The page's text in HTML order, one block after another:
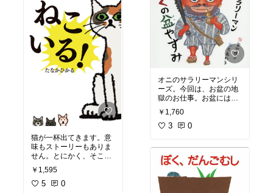
い、、、、おじいちゃん
と繋がり最後は⁉︎
「ひい」が増えていくの
で読み聞かせにも面白
く、時代を物語る絵も面
白い。そして、命のつな
がりの壮大さにハッとさ
せられる絵本です。
いつ読んでも楽しいです
が、ご先祖様を思うお盆
にも最適の絵本です。
#こども
#子ども
#親子
#絵本
#えほん
#絵本のある生活
#子育て
#育児
#幼稚園
猫が一杯出てきます。意
味もストーリーもありま
せん。とにかく、そこか
しこからねこが、ババー
ーンと出てきます。痛快
で面白い。
￥1,595
5 0
なで唱えても楽しそう！
最後は大変な事になって
小さいパンダとお別れに
なっちゃうけど。😊でも
おいしいレストランは大
繁盛。
かわいい楽しいお話で
オニのサラリーマンシリ
ーズ。今回は、お盆の地
獄のお仕事。お盆にはじ
ごくの亡者達は、それぞ
れのおうちに里帰り。そ
の間に行われる、じごく
よくみると、突っ込みた
くなるところがちらほ
ら。楽しい夏の一冊で
す。
￥1,760
3 0